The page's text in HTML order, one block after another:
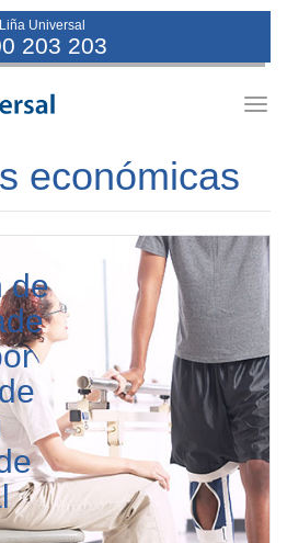
Liña Universal
203 203
económicas
de